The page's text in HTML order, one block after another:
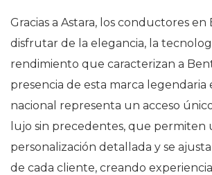
Gracias a Astara, los conductores en
disfrutar de la elegancia, la
rendimiento que caracterizan a
presencia de esta marca legendaria
nacional representa un acceso
lujo sin precedentes, que permiten
personalización detallada y se
de cada cliente, creando